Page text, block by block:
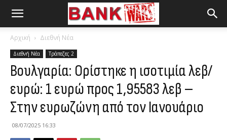
Αρχική Διεθνή Νέα
Διεθνή Νέα Τράπεζες 2
Βουλγαρία: Ορίστηκε η ισοτιμία λεβ/
ευρώ: 1 ευρώ προς 1,95583 λεβ –
Στην ευρωζώνη από τον Ιανουάριο
08/07/2025 16:33